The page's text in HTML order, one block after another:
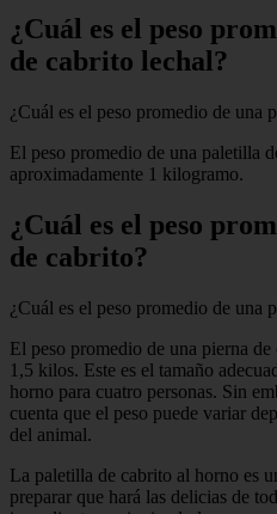
¿Cuál es el peso
de cabrito lechal?
¿Cuál es el peso promedio de una
El peso promedio de una paletilla
aproximadamente 1 kilogramo.
¿Cuál es el peso
de cabrito?
¿Cuál es el peso promedio de una
El peso promedio de una pierna
1,5 kilos. Este es el tamaño
horno para cuatro personas. Sin
cuenta que el peso puede variar
del animal.
La paletilla de cabrito al horno es
preparar que hará las delicias de